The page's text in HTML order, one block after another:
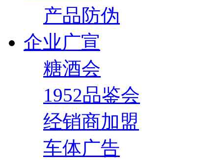
产品防伪
企业广宣
糖酒会
1952品鉴会
经销商加盟
车体广告